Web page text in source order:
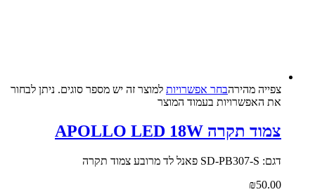
צפייה‬ ‫מהירה‬בחר אפשרויות למוצר זה יש מספר סוגים. ניתן לבחור
את האפשרויות בעמוד המוצר
צמוד תקרה APOLLO LED 18W
דגם: SD-PB307-S פאנל לד מרובע צמוד תקרה
₪50.00